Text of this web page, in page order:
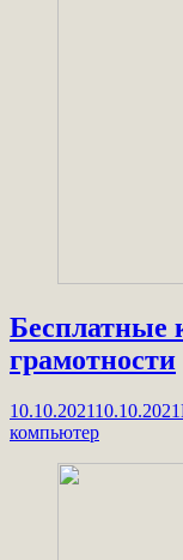
Бесплатные
грамотности
10.10.202110.10.2021
компьютер